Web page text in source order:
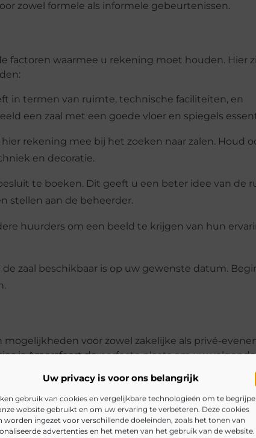
Uw privacy is voor ons belangrijk
gebruik van cookies en vergelijkbare technologieën om te
website gebruikt en om uw ervaring te verbeteren. Deze cookies
worden ingezet voor verschillende doeleinden, zoals het tonen van
advertenties en het meten van het gebruik van de website.
zowel formele als informele gebeurtenissen.
factoren waarmee u rekening moet houden. Hier
in termen van ruimte, technische faciliteiten, en
een zaal met een goede vloer en spiegels
rekening mee bij het zoeken naar zalen. Houd
en decoratie.
te boeken. Dit geeft u een beter idee van de
stellen aan de beheerder.
huurders om een beeld te krijgen van hun
de zaal beschikbaar is op uw gewenste datum.
voor zowel zakelijke als privé-
is Amersfoort de perfecte plaats om uw volgende
uw zoektocht naar de perfecte zaal en maak van